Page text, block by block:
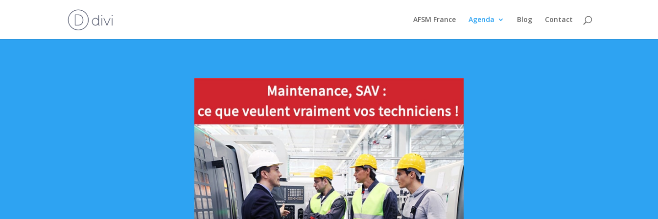
AFSM France Agenda Blog Contact